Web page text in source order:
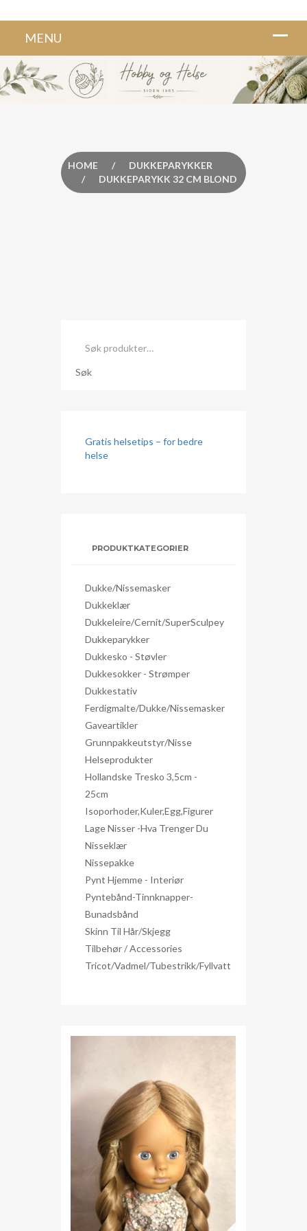
HOME /
DUKKEPARYKKER
/
DUKKEPARYKK 32 CM BLOND
etter:
Søk
Gratis helsetips – for bedre
helse
PRODUKTKATEGORIER
Dukke/nissemasker
Dukkeklær
Dukkeleire/Cernit/SuperSculpey
Dukkeparykker
Dukkesko - Støvler
Dukkesokker - Strømper
Dukkestativ
Ferdigmalte/dukke/nissemasker
Gaveartikler
Grunnpakkeutstyr/nisse
Helseprodukter
Hollandske Tresko 3,5cm -
25cm
Isoporhoder,kuler,egg,figurer
Lage Nisser -hva Trenger Du
Nisseklær
Nissepakke
Pynt Hjemme - Interiør
Pyntebånd-Tinnknapper-
Bunadsbånd
Skinn Til Hår/skjegg
Tilbehør / Accessories
Tricot/Vadmel/Tubestrikk/Fyllvatt